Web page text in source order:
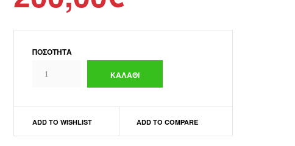
ΠΟΣΌΤΗΤΑ
ADD TO WISHLIST ADD TO COMPARE